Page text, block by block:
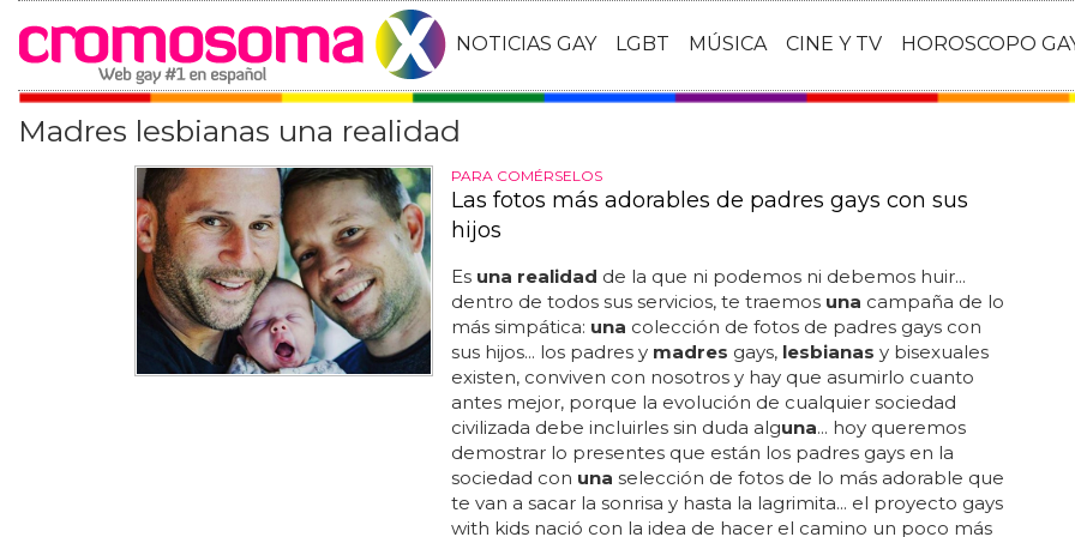
NOTICIAS GAY LGBT MÚSICA CINE Y TV HOROSCOPO
Madres lesbianas una realidad
PARA COMÉRSELOS
Las fotos más adorables de padres gays con sus
hijos
Es una realidad de la que ni podemos ni debemos huir...
dentro de todos sus servicios, te traemos una campaña de lo
más simpática: una colección de fotos de padres gays con
sus hijos... los padres y madres gays, lesbianas y bisexuales
existen, conviven con nosotros y hay que asumirlo cuanto
antes mejor, porque la evolución de cualquier sociedad
civilizada debe incluirles sin duda alguna... hoy queremos
demostrar lo presentes que están los padres gays en la
sociedad con una selección de fotos de lo más adorable que
te van a sacar la sonrisa y hasta la lagrimita... el proyecto gays
with kids nació con la idea de hacer el camino un poco más